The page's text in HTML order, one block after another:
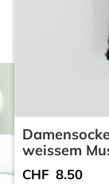
weissem
CHF 8.50